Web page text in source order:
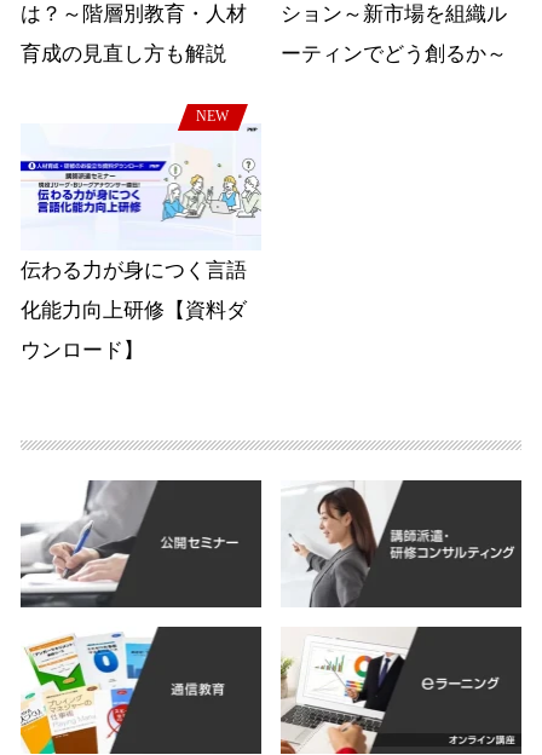
は？～階層別教育・人材
育成の見直し方も解説
ション～新市場を組織ル
ーティンでどう創るか～
NEW
伝わる力が身につく言語
化能力向上研修【資料ダ
ウンロード】